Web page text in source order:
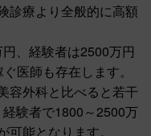
診療より全般的に高額
、経験者は2500万円
医師も存在します。
容外科と比べると若干
験者で1800～2500万
能となります。